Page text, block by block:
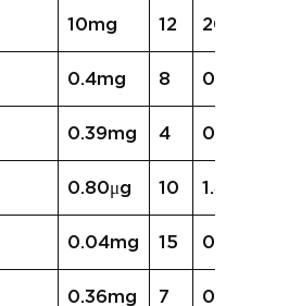
10mg 12 20mg
0.4mg 8 0.6mg
0.39mg 4 0.23mg
0.80μg 10 1.49μg
0.04mg 15 0.13mg
0.36mg 7 0.33mg